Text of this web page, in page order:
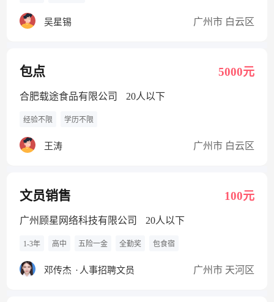
吴星锡 广州市 白云区
包点 5000元
合肥载途食品有限公司 20人以下
经验不限 学历不限
王涛 广州市 白云区
文员销售 100元
广州顾星网络科技有限公司 20人以下
1-3年 高中 五险一金 全勤奖 包食宿
邓传杰 · 人事招聘文员 广州市 天河区